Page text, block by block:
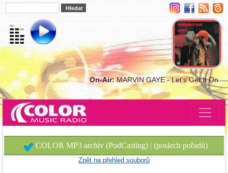
On-Air:MARVIN GAYE - Let's Get It On
COLOR MP3 archiv (PodCasting) | (poslech pořadů)
Zpět na přehled souborů